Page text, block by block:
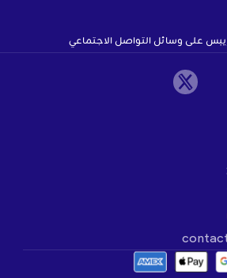
على وسائل التواصل الاجتماعي